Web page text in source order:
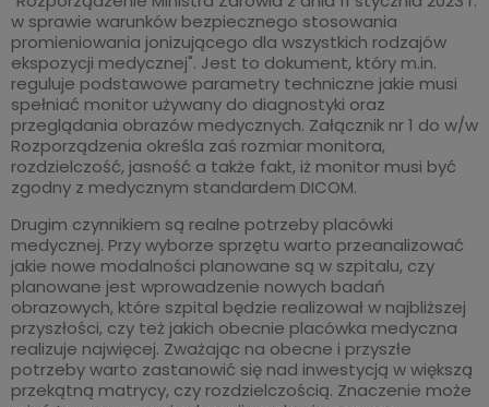
w sprawie warunków bezpiecznego stosowania
promieniowania jonizującego dla wszystkich rodzajów
ekspozycji medycznej". Jest to dokument, który m.in.
reguluje podstawowe parametry techniczne jakie musi
spełniać monitor używany do diagnostyki oraz
przeglądania obrazów medycznych. Załącznik nr 1 do w/w
Rozporządzenia określa zaś rozmiar monitora,
rozdzielczość, jasność a także fakt, iż monitor musi być
zgodny z medycznym standardem DICOM.
Drugim czynnikiem są realne potrzeby placówki
medycznej. Przy wyborze sprzętu warto przeanalizować
jakie nowe modalności planowane są w szpitalu, czy
planowane jest wprowadzenie nowych badań
obrazowych, które szpital będzie realizował w najbliższej
przyszłości, czy też jakich obecnie placówka medyczna
realizuje najwięcej. Zważając na obecne i przyszłe
potrzeby warto zastanowić się nad inwestycją w większą
przekątną matrycy, czy rozdzielczością. Znaczenie może